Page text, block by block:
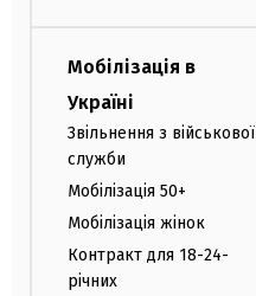
Мобілізація в
Україні
Звільнення з військової
служби
Мобілізація 50+
Мобілізація жінок
Контракт для 18-24-
річних